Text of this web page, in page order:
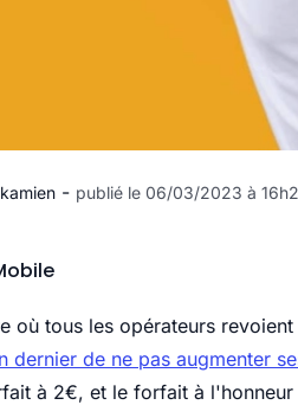
- publié le 06/03/2023 à
où tous les opérateurs
dernier de ne pas augmenter
à 2€, et le forfait à l'honneur